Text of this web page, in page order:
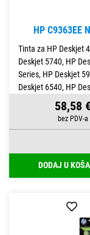
HP C9363EE
Tinta za HP Deskjet
Deskjet 5740, HP
Series, HP Deskjet
Deskjet 6540, HP
58,58
DODAJ U